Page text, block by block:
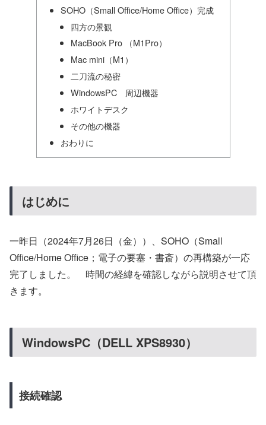
SOHO（Small Office/Home Office）完成
四方の景観
MacBook Pro （M1Pro）
Mac mini（M1）
二刀流の秘密
WindowsPC 周辺機器
ホワイトデスク
その他の機器
おわりに
はじめに
一昨日（2024年7月26日（金））、SOHO（Small
Office/Home Office；電子の要塞・書斎）の再構築が一応
完了しました。 時間の経緯を確認しながら説明させて頂
きます。
WindowsPC（DELL XPS8930）
接続確認